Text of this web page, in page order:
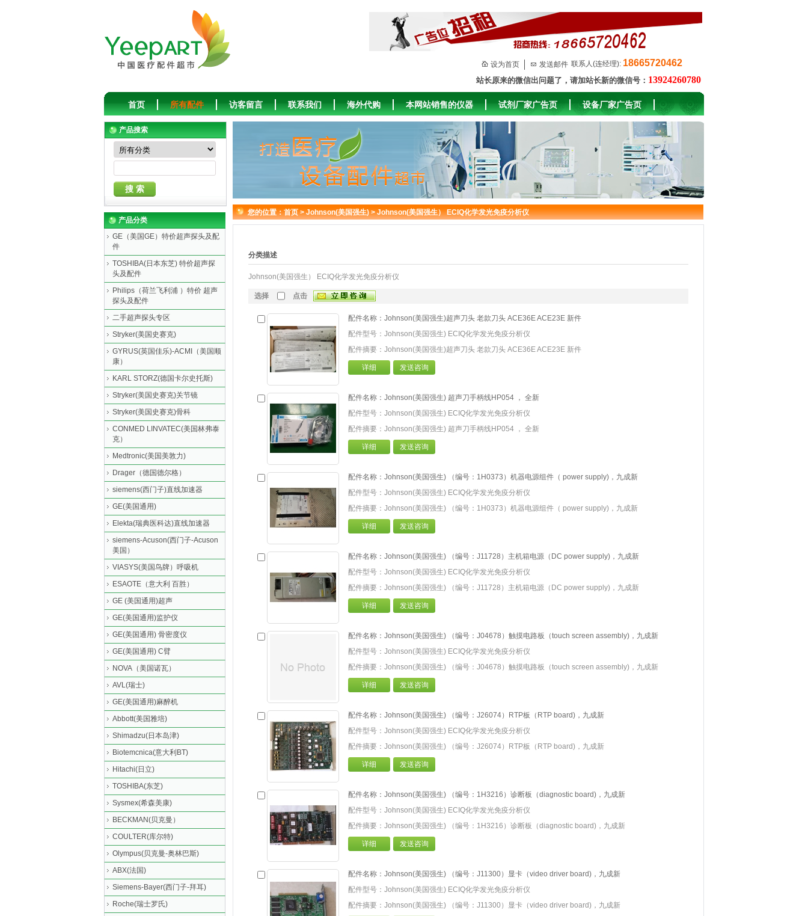
设为首页 发送邮件 联系人(连经理): 18665720462
站长原来的微信出问题了，请加站长新的微信号： 13924260780
首页 所有配件 访客留言 联系我们 海外代购 本网站销售的仪器 试剂厂家广告页 设备厂家广告页
您的位置：首页>Johnson(美国强生)>Johnson(美国强生） ECIQ化学发光免疫分析仪
分类描述
Johnson(美国强生） ECIQ化学发光免疫分析仪
选择 点击
配件名称：Johnson(美国强生)超声刀头 老款刀头 ACE36E ACE23E 新件
配件型号：Johnson(美国强生) ECIQ化学发光免疫分析仪
配件摘要：Johnson(美国强生)超声刀头 老款刀头 ACE36E ACE23E 新件
详细 发送咨询
配件名称：Johnson(美国强生) 超声刀手柄线HP054 ， 全新
配件型号：Johnson(美国强生) ECIQ化学发光免疫分析仪
配件摘要：Johnson(美国强生) 超声刀手柄线HP054 ， 全新
详细 发送咨询
配件名称：Johnson(美国强生) （编号：1H0373）机器电源组件（ power supply)，九成新
配件型号：Johnson(美国强生) ECIQ化学发光免疫分析仪
配件摘要：Johnson(美国强生) （编号：1H0373）机器电源组件（ power supply)，九成新
详细 发送咨询
配件名称：Johnson(美国强生) （编号：J11728）主机箱电源（DC power supply)，九成新
配件型号：Johnson(美国强生) ECIQ化学发光免疫分析仪
配件摘要：Johnson(美国强生) （编号：J11728）主机箱电源（DC power supply)，九成新
详细 发送咨询
配件名称：Johnson(美国强生) （编号：J04678）触摸电路板（touch screen assembly)，九成新
配件型号：Johnson(美国强生) ECIQ化学发光免疫分析仪
配件摘要：Johnson(美国强生) （编号：J04678）触摸电路板（touch screen assembly)，九成新
详细 发送咨询
配件名称：Johnson(美国强生) （编号：J26074）RTP板（RTP board)，九成新
配件型号：Johnson(美国强生) ECIQ化学发光免疫分析仪
配件摘要：Johnson(美国强生) （编号：J26074）RTP板（RTP board)，九成新
详细 发送咨询
配件名称：Johnson(美国强生) （编号：1H3216）诊断板（diagnostic board)，九成新
配件型号：Johnson(美国强生) ECIQ化学发光免疫分析仪
配件摘要：Johnson(美国强生) （编号：1H3216）诊断板（diagnostic board)，九成新
详细 发送咨询
配件名称：Johnson(美国强生) （编号：J11300）显卡（video driver board)，九成新
配件型号：Johnson(美国强生) ECIQ化学发光免疫分析仪
配件摘要：Johnson(美国强生) （编号：J11300）显卡（video driver board)，九成新
产品搜索
产品分类
GE（美国GE）特价超声探头及配
件
TOSHIBA(日本东芝) 特价超声探
头及配件
Philips（荷兰飞利浦 ）特价 超声
探头及配件
二手超声探头专区
Stryker(美国史赛克)
GYRUS(英国佳乐)-ACMI（美国顺
康）
KARL STORZ(德国卡尔史托斯)
Stryker(美国史赛克)关节镜
Stryker(美国史赛克)骨科
CONMED LINVATEC(美国林弗泰
克）
Medtronic(美国美敦力)
Drager（德国德尔格）
siemens(西门子)直线加速器
GE(美国通用)
Elekta(瑞典医科达)直线加速器
siemens-Acuson(西门子-Acuson
美国）
VIASYS(美国鸟牌）呼吸机
ESAOTE（意大利 百胜）
GE (美国通用)超声
GE(美国通用)监护仪
GE(美国通用) 骨密度仪
GE(美国通用) C臂
NOVA（美国诺瓦）
AVL(瑞士)
GE(美国通用)麻醉机
Abbott(美国雅培)
Shimadzu(日本岛津)
Biotemcnica(意大利BT)
Hitachi(日立)
TOSHIBA(东芝)
Sysmex(希森美康)
BECKMAN(贝克曼）
COULTER(库尔特)
Olympus(贝克曼-奥林巴斯)
ABX(法国)
Siemens-Bayer(西门子-拜耳)
Roche(瑞士罗氏)